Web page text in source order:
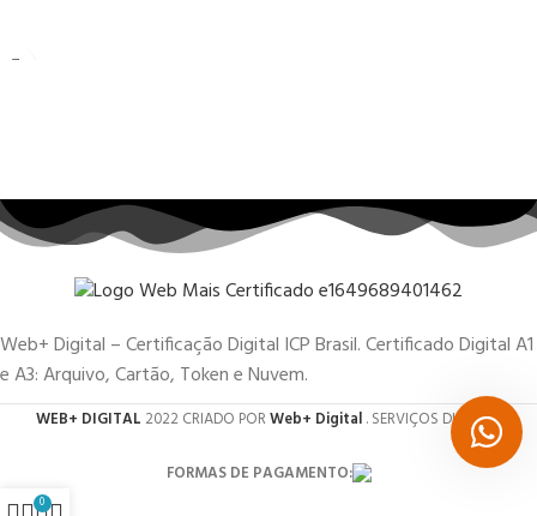
Web+ Digital – Certificação Digital ICP Brasil. Certificado Digital A1
e A3: Arquivo, Cartão, Token e Nuvem.
WEB+ DIGITAL 2022 CRIADO PORWeb+ Digital. SERVIÇOS DIGITAIS.
FORMAS DE PAGAMENTO:
0